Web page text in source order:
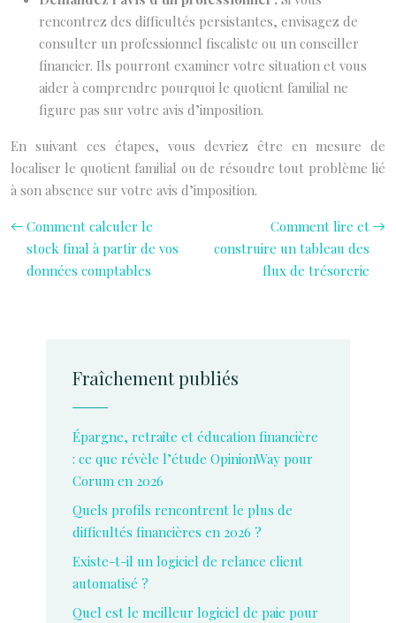
rencontrez des difficultés persistantes, envisagez de
consulter un professionnel fiscaliste ou un conseiller
financier. Ils pourront examiner votre situation et vous
aider à comprendre pourquoi le quotient familial ne
figure pas sur votre avis d’imposition.
En suivant ces étapes, vous devriez être en mesure de
localiser le quotient familial ou de résoudre tout problème lié
à son absence sur votre avis d’imposition.
Comment calculer le
stock final à partir de vos
données comptables
Comment lire et
construire un tableau des
flux de trésorerie
Fraîchement publiés
Épargne, retraite et éducation financière
: ce que révèle l’étude OpinionWay pour
Corum en 2026
Quels profils rencontrent le plus de
difficultés financières en 2026 ?
Existe-t-il un logiciel de relance client
automatisé ?
Quel est le meilleur logiciel de paie pour